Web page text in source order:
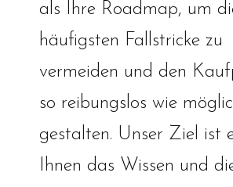
als Ihre Roadmap, um
häufigsten Fallstricke zu
vermeiden und den
so reibungslos wie
gestalten. Unser Ziel ist
Ihnen das Wissen und